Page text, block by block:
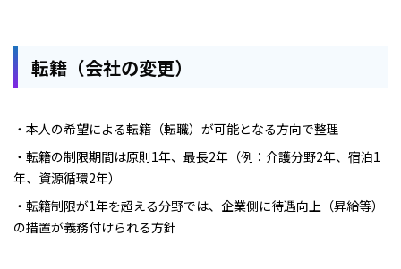
転籍（会社の変更）
・本人の希望による転籍（転職）が可能となる方向で整理
・転籍の制限期間は原則1年、最長2年（例：介護分野2年、宿泊1
年、資源循環2年）
・転籍制限が1年を超える分野では、企業側に待遇向上（昇給等）
の措置が義務付けられる方針